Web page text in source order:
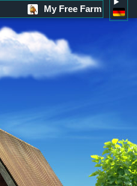
My Free Farm